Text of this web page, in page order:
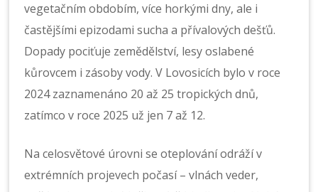
vegetačním obdobím, více horkými dny, ale i
častějšími epizodami sucha a přívalových dešťů.
Dopady pociťuje zemědělství, lesy oslabené
kůrovcem i zásoby vody. V Lovosicích bylo v roce
2024 zaznamenáno 20 až 25 tropických dnů,
zatímco v roce 2025 už jen 7 až 12.
Na celosvětové úrovni se oteplování odráží v
extrémních projevech počasí – vlnách veder,